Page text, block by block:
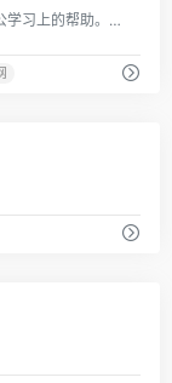
chatmindai您的智能助手，为您提供办公学习上的帮助。我们的AI助手基于GPT大语言模型实现，支持文件输入、语音输入等多模态交互方式，为您解决各种问题。立即尝试，提高60%学习效率！拥有GPT3.5，GPT4.0，Claude，Claude 100k等多种模型，多种角色扮演，更好的UI体验。claude中文网